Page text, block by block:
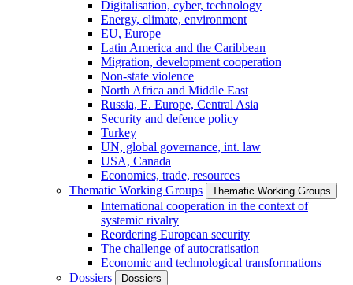
Digitalisation, cyber, technology
Energy, climate, environment
EU, Europe
Latin America and the Caribbean
Migration, development cooperation
Non-state violence
North Africa and Middle East
Russia, E. Europe, Central Asia
Security and defence policy
Turkey
UN, global governance, int. law
USA, Canada
Economics, trade, resources
Thematic Working Groups
Thematic Working Groups
International cooperation in the context of
systemic rivalry
Reordering European security
The challenge of autocratisation
Economic and technological transformations
Dossiers
Dossiers